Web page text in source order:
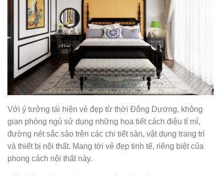
Với ý tưởng tái hiện vẻ đẹp từ thời Đông Dương, không
gian phòng ngủ sử dụng những họa tiết cách điệu tỉ mỉ,
đường nét sắc sảo trên các chi tiết sàn, vật dụng trang trí
và thiết bị nội thất. Mang tới vẻ đẹp tinh tế, riêng biệt của
phong cách nội thất này.